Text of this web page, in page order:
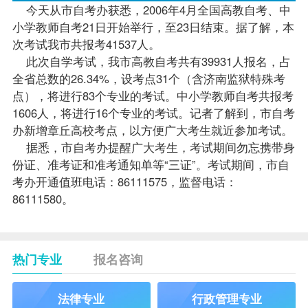
今天从市自考办获悉，2006年4月全国高教自考、中
小学教师自考21日开始举行，至23日结束。据了解，本
次考试我市共报考41537人。
此次自学考试，我市高教自考共有39931人报名 ，占
全省总数的26.34%，设考点31个（含济南监狱特殊考
点），将进行83个专业的考试。中小学教师自考共报考
1606人，将进行16个专业的考试。记者了解到，市自考
办新增章丘高校考点，以方便广大考生就近参加考试。
据悉，市自考办提醒广大考生，考试期间勿忘携带身
份证、准考证和准考通知单等“三证”。考试期间，市自
考办开通值班电话：86111575，监督电话：
86111580。
热门专业 报名咨询
法律专业 行政管理专业